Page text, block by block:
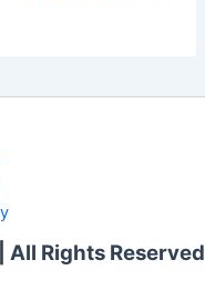
Rights Reserved